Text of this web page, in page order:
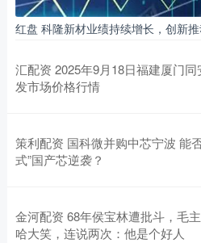
红盘 科隆新材业绩持续增长，创新
汇配资 2025年9月18日福建厦门
发市场价格行情
策利配资 国科微并购中芯宁波 能
式”国产芯逆袭？
金河配资 68年侯宝林遭批斗，毛
哈大笑，连说两次：他是个好人